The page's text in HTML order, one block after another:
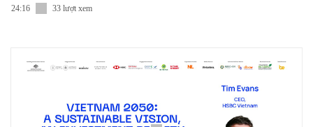
24:16 33 lượt xem